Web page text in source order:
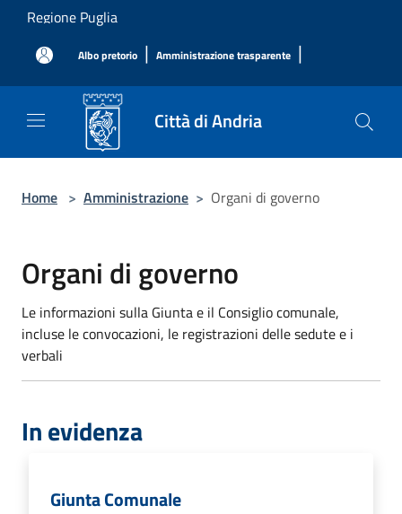
Salta al contenuto principale
Regione Puglia
Albo pretorio | Amministrazione trasparente |
Città di Andria
Home > Amministrazione > Organi di governo
Organi di governo
Le informazioni sulla Giunta e il Consiglio comunale,
incluse le convocazioni, le registrazioni delle sedute e i
verbali
In evidenza
Giunta Comunale